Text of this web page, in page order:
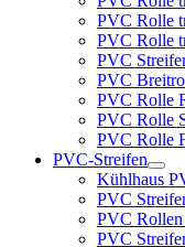
PVC Rolle
PVC Rolle
PVC
PVC
PVC Rolle
PVC Rolle
PVC Rolle
PVC-Streifen
Kühlhaus
PVC
PVC
PVC